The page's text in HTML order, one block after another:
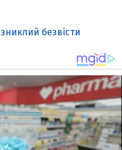
зниклий безвісти